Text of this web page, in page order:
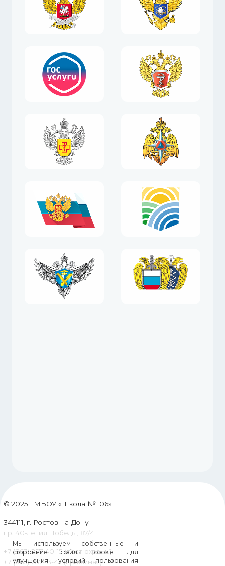
Мы используем собственные и
сторонние файлы cookie для
улучшения условий пользования
© 2025 МБОУ «Школа № 106»
344111, г. Ростов-на-Дону
пр. 40-летия Победы, 87/4
+7 (863) 257-40-15 (пост охраны)
+7 (863) 257-13-43 (приемная)